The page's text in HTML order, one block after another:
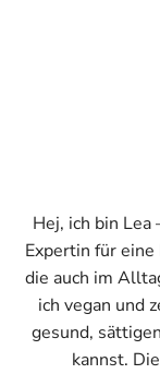
Hej, ich bin Lea
Expertin für
die auch im
ich vegan und
gesund,
kannst.